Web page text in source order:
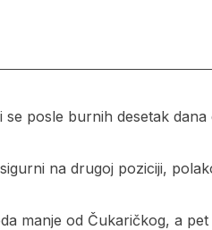
posle burnih desetak
na drugoj poziciji,
manje od Čukaričkog, a